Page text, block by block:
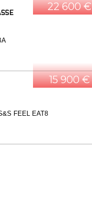
22 600 €
15 900 €
FEEL EAT8